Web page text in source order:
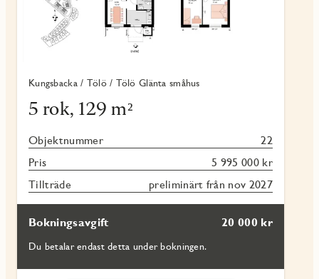
Kungsbacka / Tölö / Tölö Glänta småhus
5 rok, 129 m²
Objektnummer
22
Pris
5 995 000 kr
Tillträde
preliminärt från nov 2027
Bokningsavgift 20 000 kr
Du betalar endast detta under bokningen.